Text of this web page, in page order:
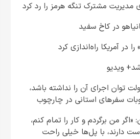
مدیریت مشترک تنگه هرمز را رد کرد
در کاخ سفید
ویدیو
توان اجرای آن را نداشته باشد،
سفرهای استانی در چارچوب
«اگر من برگردم و کار را تمام کنم،
دارند، با پل‌ها خیلی راحت